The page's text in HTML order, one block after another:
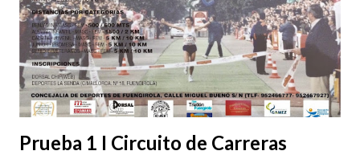
Prueba 1 I Circuito de Carreras